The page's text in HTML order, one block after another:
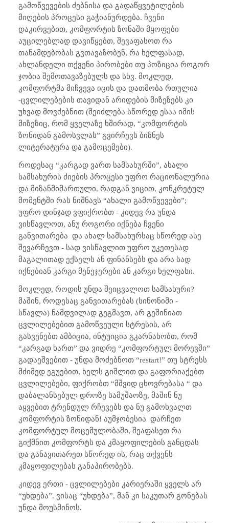
გამოწვევების ძებნისა და გადაწყვეტილების
მიღების პროცესი გაჭიანურდება. ჩვენი
დაკირვებით, კომფორტის ზონაში მყოფები
აუცილებლად დავიწყებთ, შევაფასოთ რა
თანამდებობას გვთავაზობენ, რა ხელფასად,
ახლანდელი თქვენი პირობები თუ პოზიცია როგორ
ჯობია შემოთავაზებულს და სხვ. მოკლედ,
კომფორტმა მიჩვევა იცის და დათმობა რთულია
-ცვლილებების თავიდან არიდების მიზეზებს კი
უხვად მოვძებნით (შეიძლება სწორედ ესაა იმის
მიზეზიც, რომ ყველაზე ხშირად, “კომფორტის
ზონიდან გამოსვლას” გვირჩევს ბიზნეს
ლიტერატურა და გამოცემები).
როდესაც “კარგად ვართ სამსახურში”, ახალი
სამსახურის ძიების პროცესი უფრო რაციონალურია
და მიზანმიმართული, რადგან ვიცით, კონკრეტულ
მომენტში რას ნიშნავს “ახალი გამოწვევები”;
უფრო დინჯად ვფიქრობთ - კიდევ რა უნდა
ვისწავლოთ, ანუ როგორი იქნება ჩვენი
განვითარება და ახალ სამსახურსაც სწორედ ასე
შევარჩევთ - სად ვისწავლით უფრო უკეთესად
მაგალითად ექსელს ან ფინანსებს და არა სად
იქნებიან კარგი მენეჯერები ან კარგი ხელფასი.
მოკლედ, როდის უნდა შეიცვალოთ სამსახური?
მაშინ, როდესაც განვითარებას (სინონიმი -
სწავლა) ნამდვილად გეგმავთ, არ გეშინიათ
ცვლილებებით გამოწვეული სტრესის, არ
გასვენებთ ამბიცია, ინტუიცია გკარნახობთ, რომ
“კარგად ხართ” და ვიდრე “კომფორტულ მორევში”
გადაეშვებით - უნდა მოძებნოთ “restart!” თუ სტრესს
მძიმედ ეგუებით, ხელს გიშლით და გაფორიაქებთ
ცვლილებები, ფიქრობთ “მშვიდ ცხოვრებასა “ და
დაბალანსებულ დროზე სამუშაოზე, მაშინ ნუ
აყვებით ტრენდულ რჩევებს და ნუ გამოხვალთ
კომფორტის ზონიდან! აუმჯობესია დარჩეთ
კომფორტულ მოცემულობაში, შეაფასეთ რა
გიქმნით კომფორტს და კმაყოფილების განცდას
და განავითარეთ სწორედ ის, რაც თქვენს
კმაყოფილებას განაპირობებს.
კიდევ ერთი - ცვლილებები კარიერაში ყველს არ
“უხდება”. ვისაც “უხდება”, მან კი საკუთარ გონებას
უნდა მოუსმინოს.